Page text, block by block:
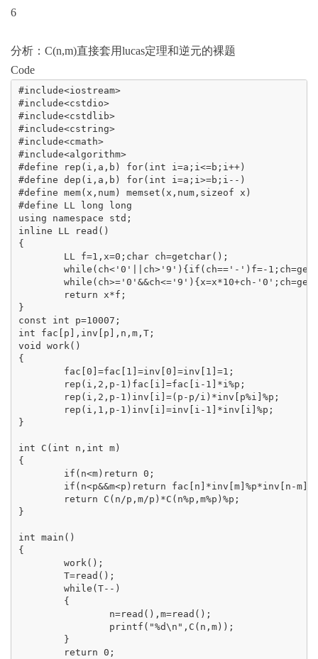
6
分析： C(n,m)直接套用lucas定理和逆元的裸题
Code
#include<iostream>
#include<cstdio>
#include<cstdlib>
#include<cstring>
#include<cmath>
#include<algorithm>
#define rep(i,a,b) for(int i=a;i<=b;i++)
#define dep(i,a,b) for(int i=a;i>=b;i--)
#define mem(x,num) memset(x,num,sizeof x)
#define LL long long
using namespace std;
inline LL read()
{
}
const int p=10007;
int fac[p],inv[p],n,m,T;
void work()
{
}
int C(int n,int m)
{
}
int main()
{